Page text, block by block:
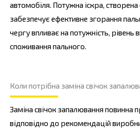
автомобіля. Потужна іскра, створена
забезпечує ефективне згорання
чергу впливає на потужність, рівень
споживання пального.
Коли потрібна заміна свічок
Заміна свічок запалювання повинна
відповідно до рекомендацій